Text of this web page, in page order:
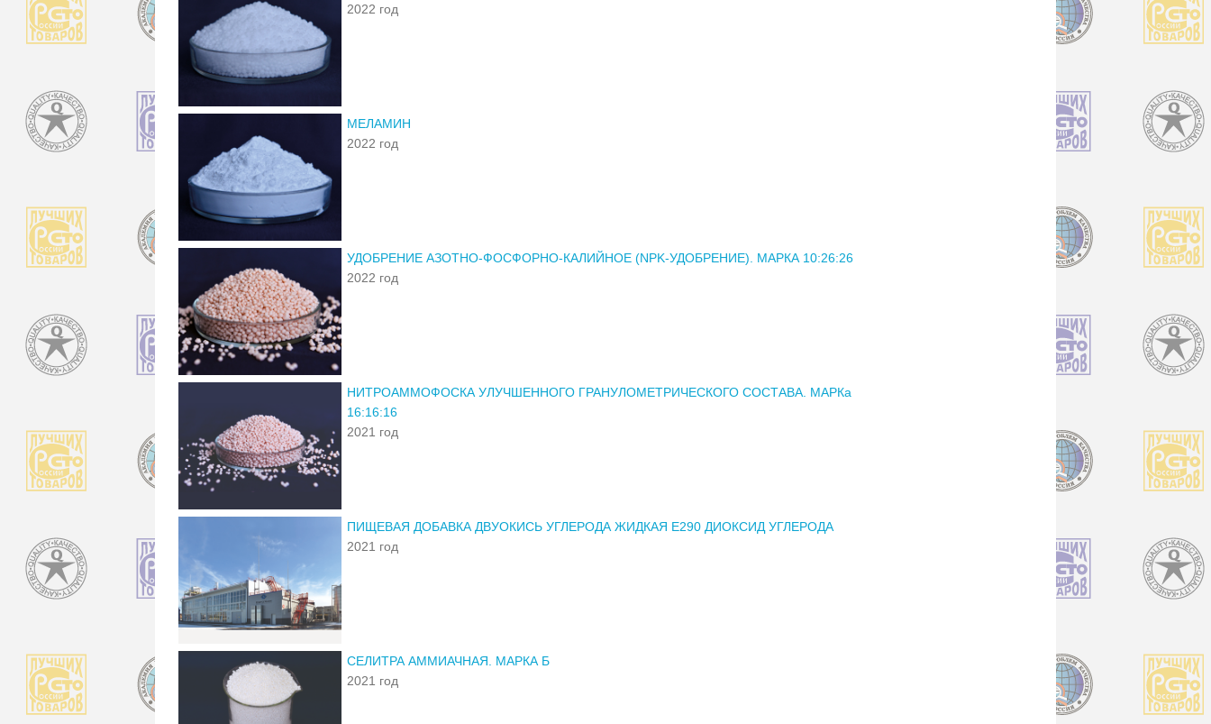
2022 год
МЕЛАМИН
2022 год
УДОБРЕНИЕ АЗОТНО-ФОСФОРНО-КАЛИЙНОЕ (NPK-УДОБРЕНИЕ). МАРКА 10:26:26
2022 год
НИТРОАММОФОСКА УЛУЧШЕННОГО ГРАНУЛОМЕТРИЧЕСКОГО СОСТАВА. МАРКа
16:16:16
2021 год
ПИЩЕВАЯ ДОБАВКА ДВУОКИСЬ УГЛЕРОДА ЖИДКАЯ Е290 ДИОКСИД УГЛЕРОДА
2021 год
СЕЛИТРА АММИАЧНАЯ. МАРКА Б
2021 год